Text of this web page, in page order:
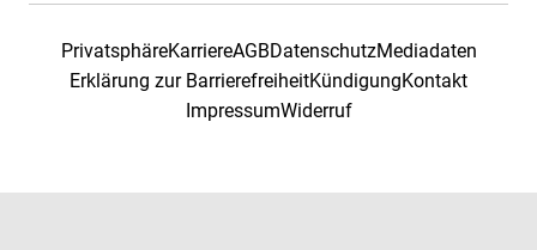
PrivatsphäreKarriereAGBDatenschutzMediadaten
Erklärung zur BarrierefreiheitKündigungKontakt
ImpressumWiderruf